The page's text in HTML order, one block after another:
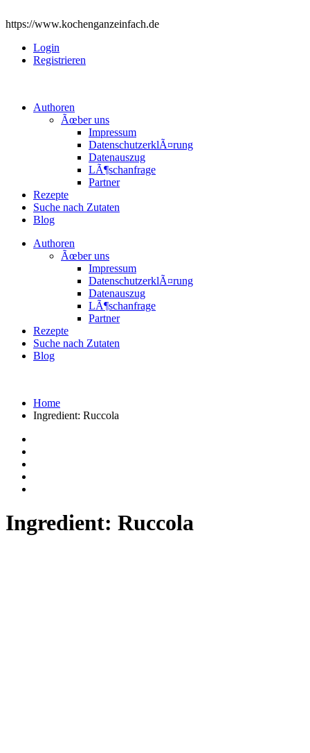
https://www.kochenganzeinfach.de
Login
Registrieren
Authoren
Ãœber uns
Impressum
DatenschutzerklÃ¤rung
Datenauszug
LÃ¶schanfrage
Partner
Rezepte
Suche nach Zutaten
Blog
Authoren
Ãœber uns
Impressum
DatenschutzerklÃ¤rung
Datenauszug
LÃ¶schanfrage
Partner
Rezepte
Suche nach Zutaten
Blog
Home
Ingredient: Ruccola
Ingredient: Ruccola